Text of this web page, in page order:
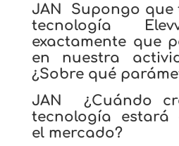
JAN Supongo que
tecnología
exactamente que
en nuestra
¿Sobre qué
JAN ¿Cuándo
tecnología estará
el mercado?